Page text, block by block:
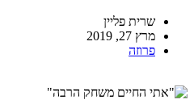
שרית פליין
מרץ 27, 2019
פרוזה